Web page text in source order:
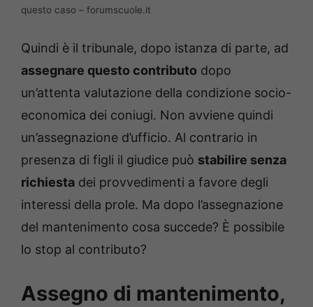
questo caso – forumscuole.it
Quindi è il tribunale, dopo istanza di parte, ad
assegnare questo contributo dopo
un’attenta valutazione della condizione socio-
economica dei coniugi. Non avviene quindi
un’assegnazione d’ufficio. Al contrario in
presenza di figli il giudice può stabilire senza
richiesta dei provvedimenti a favore degli
interessi della prole. Ma dopo l’assegnazione
del mantenimento cosa succede? È possibile
lo stop al contributo?
Assegno di mantenimento,